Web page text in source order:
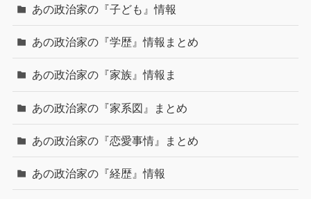
あの政治家の『子ども』情報
あの政治家の『学歴』情報まとめ
あの政治家の『家族』情報ま
あの政治家の『家系図』まとめ
あの政治家の『恋愛事情』まとめ
あの政治家の『経歴』情報